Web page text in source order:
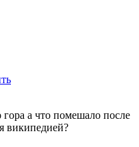
а что помешало после
википедией?